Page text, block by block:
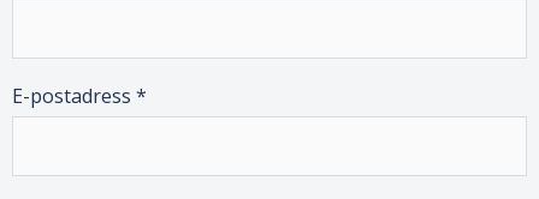
E-postadress *